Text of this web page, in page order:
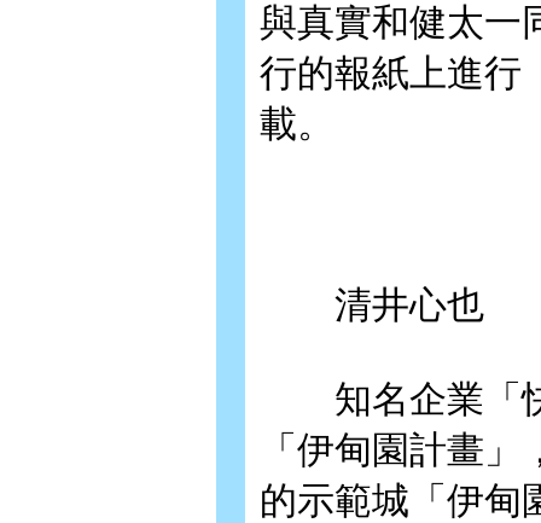
與真實和健太一
行的報紙上進行
載。
清井心也
知名企業「快
「伊甸園計畫
的示範城「伊甸